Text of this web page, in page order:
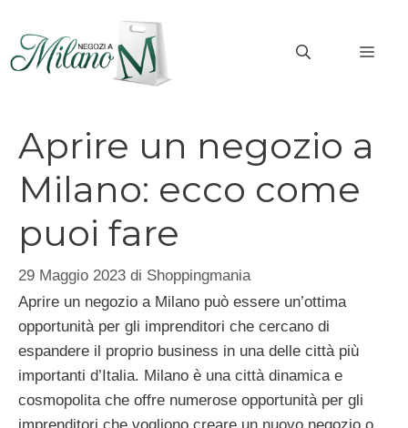
contenuto
Aprire un negozio a
Milano: ecco come
puoi fare
29 Maggio 2023 di Shoppingmania
Aprire un negozio a Milano può essere un’ottima
opportunità per gli imprenditori che cercano di
espandere il proprio business in una delle città più
importanti d’Italia. Milano è una città dinamica e
cosmopolita che offre numerose opportunità per gli